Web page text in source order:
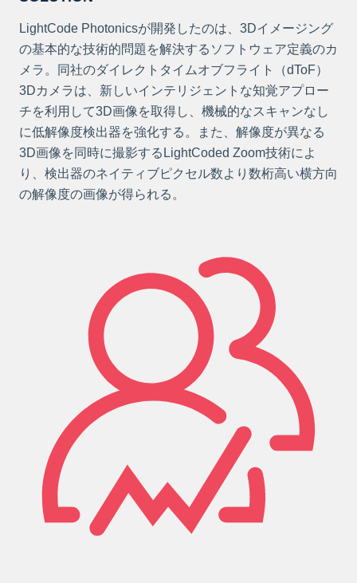
LightCode Photonicsが開発したのは、3Dイメージング
の基本的な技術的問題を解決するソフトウェア定義のカ
メラ。同社のダイレクトタイムオブフライト（dToF）
3Dカメラは、新しいインテリジェントな知覚アプロー
チを利用して3D画像を取得し、機械的なスキャンなし
に低解像度検出器を強化する。また、解像度が異なる
3D画像を同時に撮影するLightCoded Zoom技術によ
り、検出器のネイティブピクセル数より数桁高い横方向
の解像度の画像が得られる。